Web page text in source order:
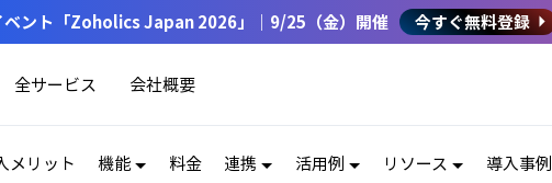
ベント「Zoholics Japan 2026」｜9/25（金）開催 今すぐ無料登録
全サービス 会社概要
メリット 機能 料金 連携 活用例 リソース 導入事例